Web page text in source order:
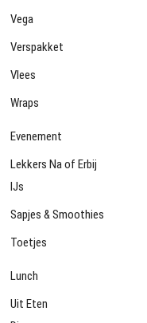
Vega
Verspakket
Vlees
Wraps
Evenement
Lekkers Na of Erbij
IJs
Sapjes & Smoothies
Toetjes
Lunch
Uit Eten